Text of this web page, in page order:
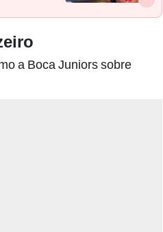
a Boca Juniors sobre